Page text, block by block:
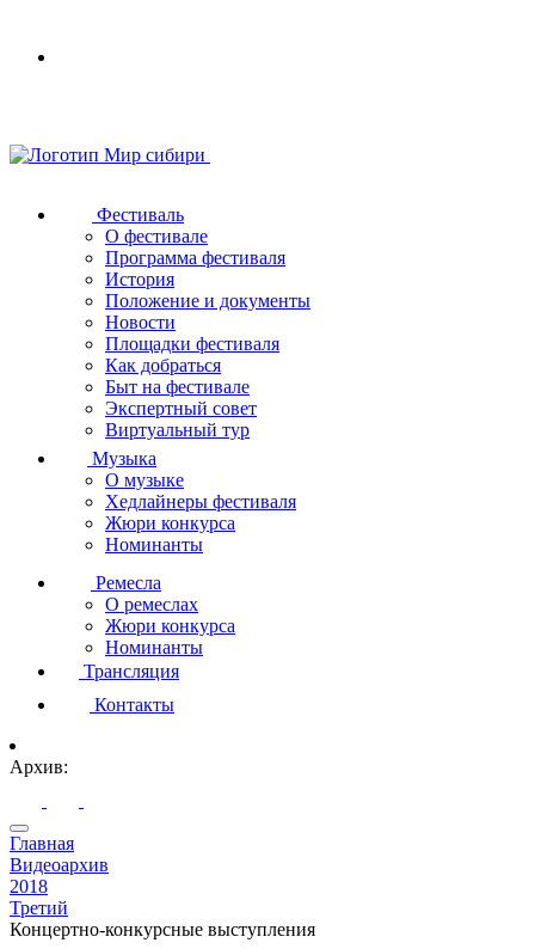
browser
Фестиваль
О фестивале
Программа фестиваля
История
Положение и документы
Новости
Площадки фестиваля
Как добраться
Быт на фестивале
Экспертный совет
Виртуальный тур
Музыка
О музыке
Хедлайнеры фестиваля
Жюри конкурса
Номинанты
Ремесла
О ремеслах
Жюри конкурса
Номинанты
Трансляция
Контакты
Архив:
Главная
Видеоархив
2018
Третий
Концертно-конкурсные выступления